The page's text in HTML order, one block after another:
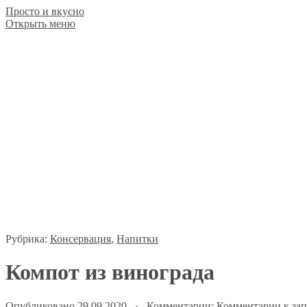
Просто и вкусно
Открыть меню
Рубрика: Консервация, Напитки
Компот из винограда